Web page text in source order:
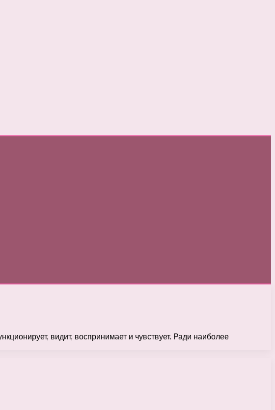
видит, воспринимает и чувствует. Ради наиболее